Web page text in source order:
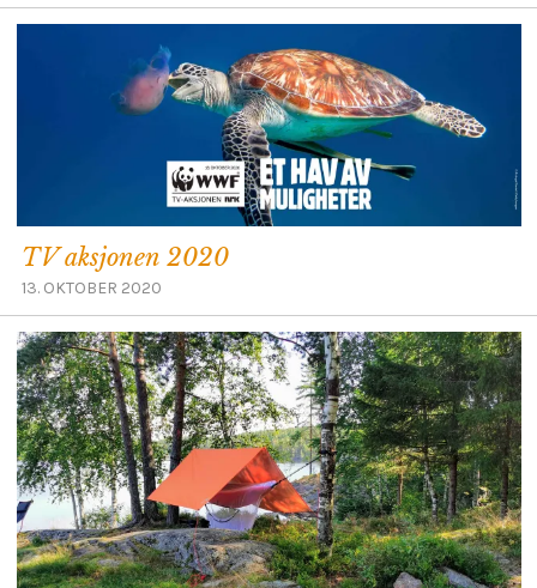
TV aksjonen 2020
13. OKTOBER 2020